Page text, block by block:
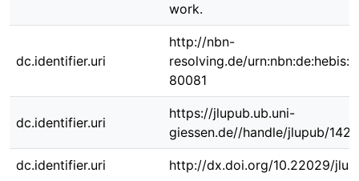
work.
dc.identifier.uri
http://nbn-
resolving.de/
80081
dc.identifier.uri
https://jlupub.ub.uni-
giessen.de//handle/jlupub/
dc.identifier.uri http://dx.doi.org/10.22029/